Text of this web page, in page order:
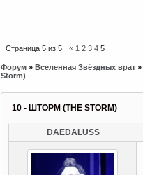
Страница 5 из 5 « 1 2 3 4 5
Форум » Вселенная Звёздных врат »
Storm)
10 - ШТОРМ (THE STORM)
DAEDALUSS